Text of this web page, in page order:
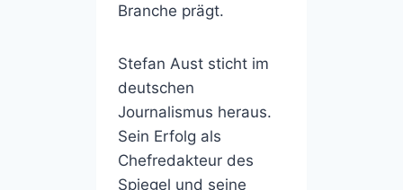
Branche prägt.
Stefan Aust sticht im
deutschen
Journalismus heraus.
Sein Erfolg als
Chefredakteur des
Spiegel und seine